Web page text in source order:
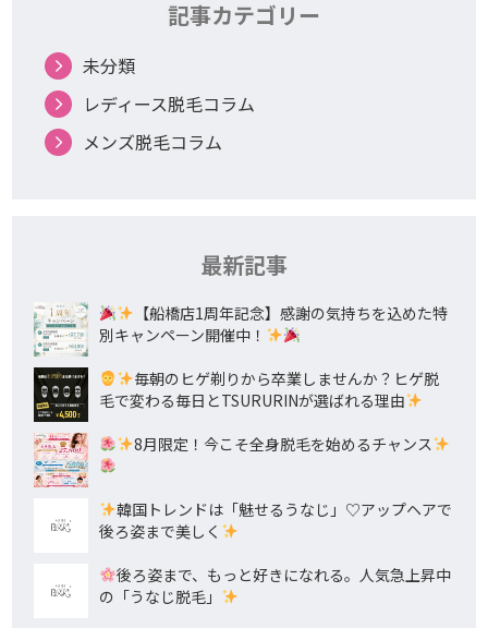
記事カテゴリー
未分類
レディース脱毛コラム
メンズ脱毛コラム
最新記事
【船橋店1周年記念】感謝の気持ちを込めた特
別キャンペーン開催中！
毎朝のヒゲ剃りから卒業しませんか？ヒゲ脱
毛で変わる毎日とTSURURINが選ばれる理由
8月限定！今こそ全身脱毛を始めるチャンス
韓国トレンドは「魅せるうなじ」♡アップヘアで
後ろ姿まで美しく
後ろ姿まで、もっと好きになれる。人気急上昇中
の「うなじ脱毛」